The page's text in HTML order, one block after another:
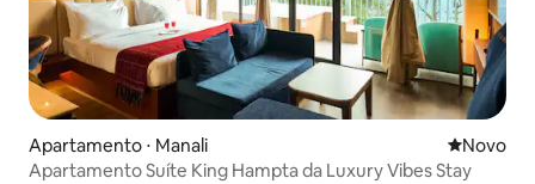
Apartamento ⋅ Manali Novo
Novo
Apartamento Suíte King Hampta da Luxury Vibes Stay